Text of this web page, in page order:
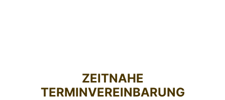
ZEITNAHE
TERMINVEREINBARUNG